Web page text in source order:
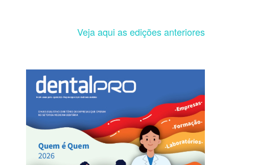
Veja aqui as edições anteriores